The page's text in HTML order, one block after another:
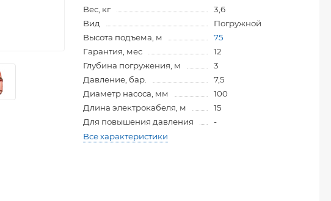
Вес, кг
3,6
Вид
Погружной
Высота подъема, м
75
Гарантия, мес
12
Глубина погружения, м
3
Давление, бар.
7,5
Диаметр насоса, мм
100
Длина электрокабеля, м
15
Для повышения давления
-
Все характеристики